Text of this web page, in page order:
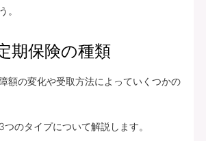
。
期保険の種類
額の変化や受取方法によっていくつかの
のタイプについて解説します。